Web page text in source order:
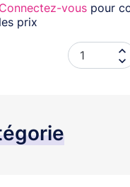
Connectez-vous pour
les prix

